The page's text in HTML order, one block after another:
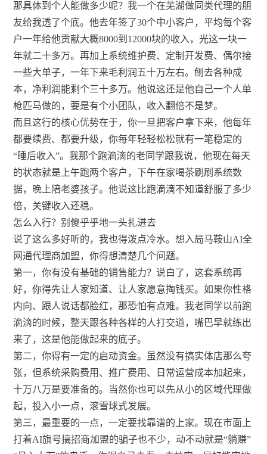
那具体到个人能做多少呢？我一个在芜湖做同类代理的朋
友给我透了个底。他去年签了30个中小客户，平均每个客
户一年给他贡献大概8000到12000块的收入，光这一块一
年就二十多万。再加上系统维护费、定制开发费、偶尔接
一些大单子，一年下来毛利润五十万左右。刨去各种成
本，净利润能剩个三十多万。他说这还是他自己一个人单
枪匹马做的，要是有个小团队，收入翻倍不是梦。
而且这行的核心优势在于，你一旦把客户拿下来，他每年
都要续费、都要升级，你每年轻轻松松就有一笔稳定的
“睡后收入”。我那个跑滴滴的老同学跟我说，他现在每天
的状态就是上午跑两个客户，下午在家喝茶刷刷系统数
据，晚上陪老婆孩子。他说这比跑滴滴不知道舒服了多少
倍，关键收入还稳。
怎么入行？别傻乎乎地一头扎进去
说了这么多好听的，我也得泼点冷水。想入局马鞍山AI全
网通代理商加盟，你得想清楚几个问题。
第一，你有没有基础的销售能力？说白了，这套系统再
好，你得先让人家知道、让人家愿意掏钱买。如果你性格
内向、跟人说话都脸红，那恐怕有点难。我老同学以前跑
滴滴的时候，整天跟各种各样的人打交道，嘴巴早就练出
来了，这是他能做起来的底子。
第二，你得有一定的启动资金。虽然没有搞实体店那么夸
张，但系统采购费用、推广费用、日常运营成本加起来，
十万八万是要准备的。当然你也可以先从小的区域代理做
起，投入小一点，滚雪球式发展。
第三，最重要的一点，一定要找靠谱的上家。现在市面上
打着AI旗号搞招商加盟的骗子也不少，动不动就是“躺赚”